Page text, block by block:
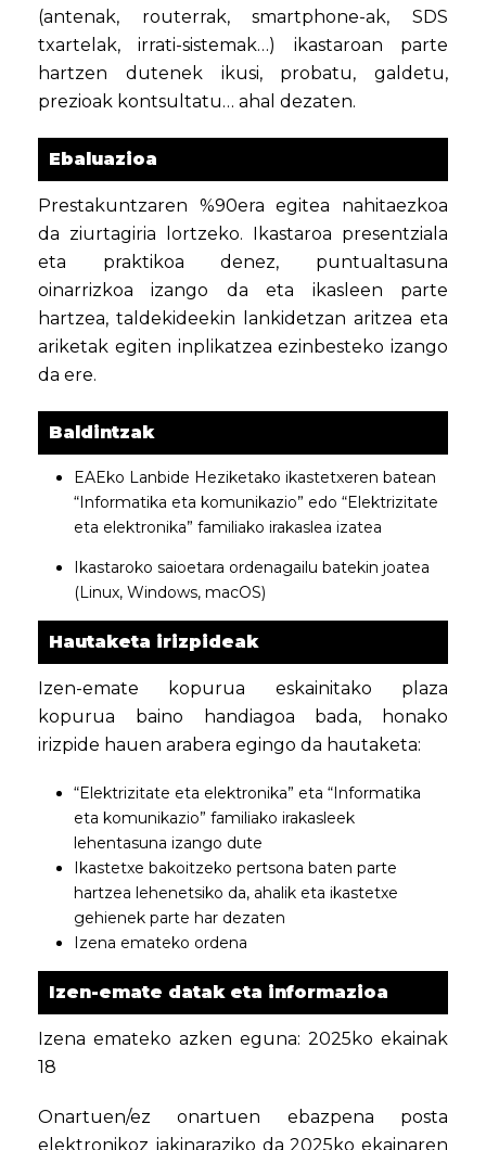
(antenak, routerrak, smartphone-ak, SDS
txartelak, irrati-sistemak…) ikastaroan parte
hartzen dutenek ikusi, probatu, galdetu,
prezioak kontsultatu… ahal dezaten.
Ebaluazioa
Prestakuntzaren %90era egitea nahitaezkoa
da ziurtagiria lortzeko. Ikastaroa presentziala
eta praktikoa denez, puntualtasuna
oinarrizkoa izango da eta ikasleen parte
hartzea, taldekideekin lankidetzan aritzea eta
ariketak egiten inplikatzea ezinbesteko izango
da ere.
Baldintzak
EAEko Lanbide Heziketako ikastetxeren batean
“Informatika eta komunikazio” edo “Elektrizitate
eta elektronika” familiako irakaslea izatea
Ikastaroko saioetara ordenagailu batekin joatea
(Linux, Windows, macOS)
Hautaketa irizpideak
Izen-emate kopurua eskainitako plaza
kopurua baino handiagoa bada, honako
irizpide hauen arabera egingo da hautaketa:
“Elektrizitate eta elektronika” eta “Informatika
eta komunikazio” familiako irakasleek
lehentasuna izango dute
Ikastetxe bakoitzeko pertsona baten parte
hartzea lehenetsiko da, ahalik eta ikastetxe
gehienek parte har dezaten
Izena emateko ordena
Izen-emate datak eta informazioa
Izena emateko azken eguna: 2025ko ekainak
18
Onartuen/ez onartuen ebazpena posta
elektronikoz jakinaraziko da 2025ko ekainaren